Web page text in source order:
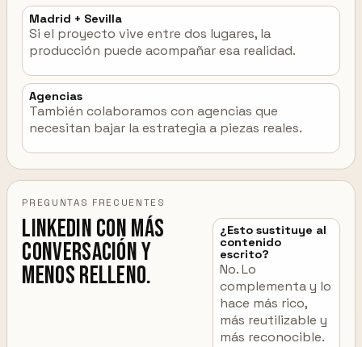
Madrid + Sevilla
Si el proyecto vive entre dos lugares, la
producción puede acompañar esa realidad.
Agencias
También colaboramos con agencias que
necesitan bajar la estrategia a piezas reales.
PREGUNTAS FRECUENTES
LinkedIn con más
conversación y
menos relleno.
¿Esto sustituye al
contenido
escrito?
No. Lo
complementa y lo
hace más rico,
más reutilizable y
más reconocible.